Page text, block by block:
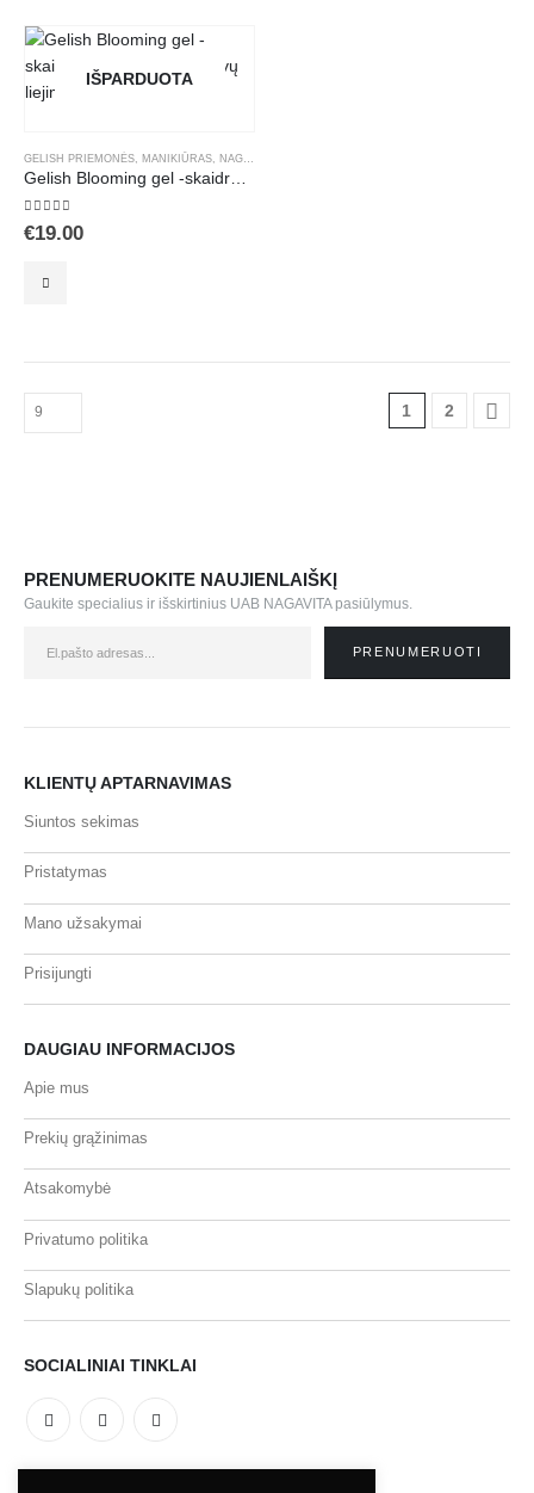
IŠPARDUOTA
GELISH PRIEMONĖS, MANIKIŪRAS, NAGŲ DEKORAVIMAS
Gelish Blooming gel -skaidrus gelinis lakas spalvų liejimui 15ml.
5.00out of 5
€19.00
1 2
PRENUMERUOKITE NAUJIENLAIŠKĮ
Gaukite specialius ir išskirtinius UAB NAGAVITA pasiūlymus.
KLIENTŲ APTARNAVIMAS
Siuntos sekimas
Pristatymas
Mano užsakymai
Prisijungti
DAUGIAU INFORMACIJOS
Apie mus
Prekių grąžinimas
Atsakomybė
Privatumo politika
Slapukų politika
SOCIALINIAI TINKLAI